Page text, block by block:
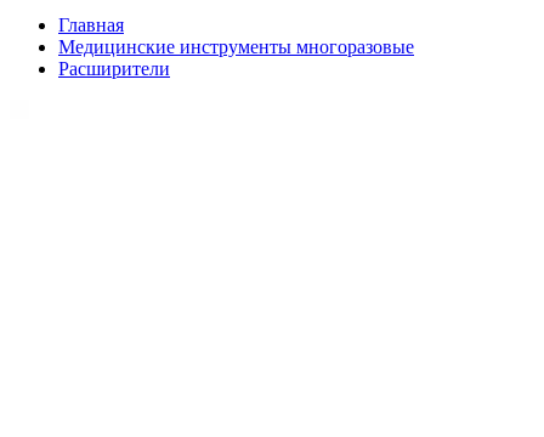
Главная
Медицинские инструменты многоразовые
Расширители